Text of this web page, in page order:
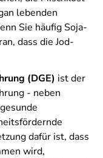
lebenden
Sie häufig Soja-
dass die Jod-
(DGE) ist der
- neben
dafür ist, dass
wird,